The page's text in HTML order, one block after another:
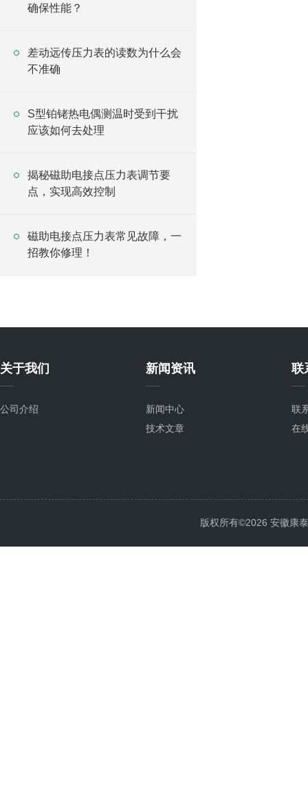
确保性能？
差动远传压力表的读数为什么会
不准确
S型铂铑热电偶测温时受到干扰
应该如何去处理
揭秘磁助电接点压力表调节要
点，实现高效控制
磁助电接点压力表常见故障，一
招教你修理！
关于我们
公司介绍
新闻资讯
新闻中心
技术文章
联
联
在
版权所有©2026 安徽康